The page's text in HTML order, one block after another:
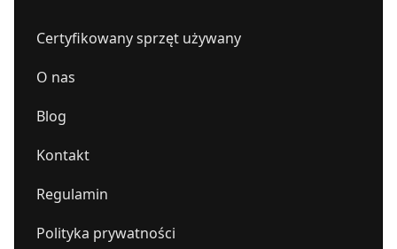
Certyfikowany sprzęt używany
O nas
Blog
Kontakt
Regulamin
Polityka prywatności